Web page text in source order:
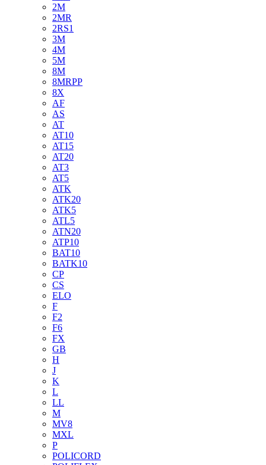
2M
2MR
2RS1
3M
4M
5M
8M
8MRPP
8X
AF
AS
AT
AT10
AT15
AT20
AT3
AT5
ATK
ATK20
ATK5
ATL5
ATN20
ATP10
BAT10
BATK10
CP
CS
ELO
F
F2
F6
FX
GB
H
J
K
L
LL
M
MV8
MXL
P
POLICORD